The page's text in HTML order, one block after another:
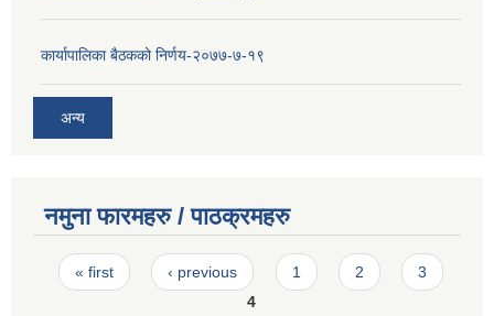
कार्यापालिका बैठकको निर्णय-२०७७-७-१९
अन्य
नमुना फारमहरु / पाठक्रमहरु
Pages
« first ‹ previous 1 2
3
4